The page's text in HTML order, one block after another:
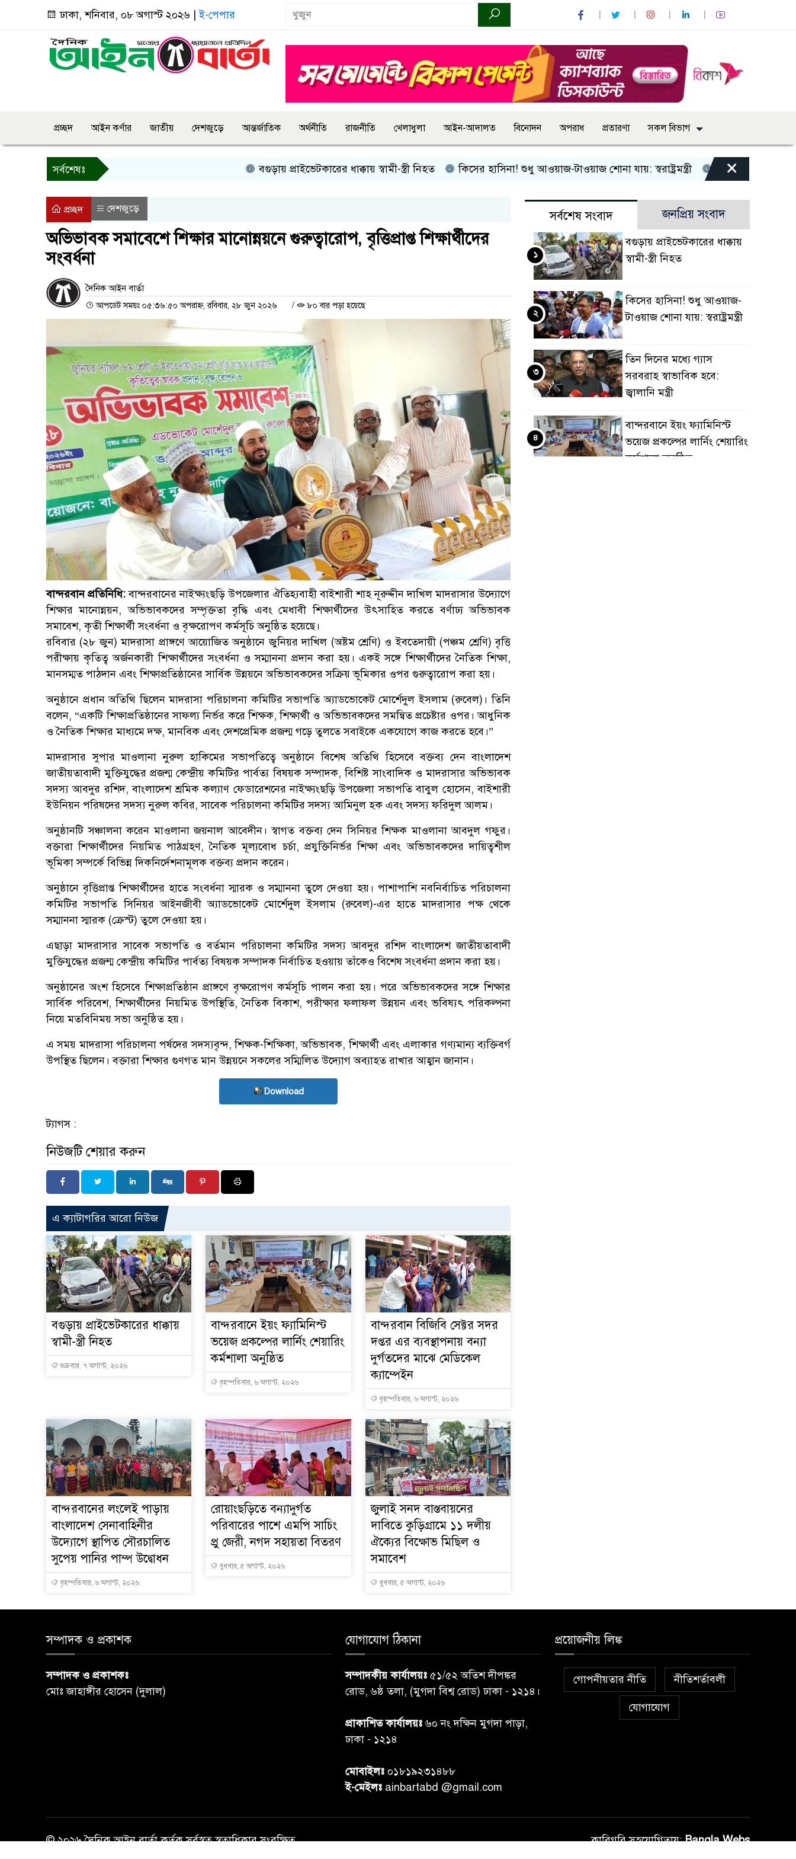
ঢাকা, শনিবার, ০৮ অগাস্ট ২০২৬ |ই-পেপার
প্রচ্ছদ আইন কর্ণার জাতীয় দেশজুড়ে আন্তর্জাতিক অর্থনীতি রাজনীতি খেলাধুলা আইন-আদালত বিনোদন অপরাধ প্রতারণা সকল বিভাগ
সর্বশেষঃ বগুড়ায় প্রাইভেটকারের ধাক্কায় স্বামী-স্ত্রী নিহত কিসের হাসিনা! শুধু আওয়াজ-টাওয়াজ শোনা যায়: স্বরাষ্ট্রমন্ত্রী তিন দিনের মধ্যে গ্যাস
×
প্রচ্ছদ দেশজুড়ে
অভিভাবক সমাবেশে শিক্ষার মানোন্নয়নে গুরুত্বারোপ, বৃত্তিপ্রাপ্ত শিক্ষার্থীদের
সংবর্ধনা
দৈনিক আইন বার্তা
আপডেট সময়ঃ ০৫:৩৬:৫০ অপরাহ্ন, রবিবার, ২৮ জুন ২০২৬ / ৮০ বার পড়া হয়েছে
বান্দরবান প্রতিনিধি:বান্দরবানের নাইক্ষ্যংছড়ি উপজেলার ঐতিহ্যবাহী বাইশারী শাহ নূরুদ্দীন দাখিল মাদরাসার উদ্যোগে
শিক্ষার মানোন্নয়ন, অভিভাবকদের সম্পৃক্ততা বৃদ্ধি এবং মেধাবী শিক্ষার্থীদের উৎসাহিত করতে বর্ণাঢ্য অভিভাবক
সমাবেশ, কৃতী শিক্ষার্থী সংবর্ধনা ও বৃক্ষরোপণ কর্মসূচি অনুষ্ঠিত হয়েছে।
রবিবার (২৮ জুন) মাদরাসা প্রাঙ্গণে আয়োজিত অনুষ্ঠানে জুনিয়র দাখিল (অষ্টম শ্রেণি) ও ইবতেদায়ী (পঞ্চম শ্রেণি) বৃত্তি
পরীক্ষায় কৃতিত্ব অর্জনকারী শিক্ষার্থীদের সংবর্ধনা ও সম্মাননা প্রদান করা হয়। একই সঙ্গে শিক্ষার্থীদের নৈতিক শিক্ষা,
মানসম্মত পাঠদান এবং শিক্ষাপ্রতিষ্ঠানের সার্বিক উন্নয়নে অভিভাবকদের সক্রিয় ভূমিকার ওপর গুরুত্বারোপ করা হয়।
অনুষ্ঠানে প্রধান অতিথি ছিলেন মাদরাসা পরিচালনা কমিটির সভাপতি অ্যাডভোকেট মোর্শেদুল ইসলাম (রুবেল)। তিনি
বলেন, “একটি শিক্ষাপ্রতিষ্ঠানের সাফল্য নির্ভর করে শিক্ষক, শিক্ষার্থী ও অভিভাবকদের সমন্বিত প্রচেষ্টার ওপর। আধুনিক
ও নৈতিক শিক্ষার মাধ্যমে দক্ষ, মানবিক এবং দেশপ্রেমিক প্রজন্ম গড়ে তুলতে সবাইকে একযোগে কাজ করতে হবে।”
মাদরাসার সুপার মাওলানা নুরুল হাকিমের সভাপতিত্বে অনুষ্ঠানে বিশেষ অতিথি হিসেবে বক্তব্য দেন বাংলাদেশ
জাতীয়তাবাদী মুক্তিযুদ্ধের প্রজন্ম কেন্দ্রীয় কমিটির পার্বত্য বিষয়ক সম্পাদক, বিশিষ্ট সাংবাদিক ও মাদরাসার অভিভাবক
সদস্য আবদুর রশিদ, বাংলাদেশ শ্রমিক কল্যাণ ফেডারেশনের নাইক্ষ্যংছড়ি উপজেলা সভাপতি বাবুল হোসেন, বাইশারী
ইউনিয়ন পরিষদের সদস্য নুরুল কবির, সাবেক পরিচালনা কমিটির সদস্য আমিনুল হক এবং সদস্য ফরিদুল আলম।
অনুষ্ঠানটি সঞ্চালনা করেন মাওলানা জয়নাল আবেদীন। স্বাগত বক্তব্য দেন সিনিয়র শিক্ষক মাওলানা আবদুল গফুর।
বক্তারা শিক্ষার্থীদের নিয়মিত পাঠগ্রহণ, নৈতিক মূল্যবোধ চর্চা, প্রযুক্তিনির্ভর শিক্ষা এবং অভিভাবকদের দায়িত্বশীল
ভূমিকা সম্পর্কে বিভিন্ন দিকনির্দেশনামূলক বক্তব্য প্রদান করেন।
অনুষ্ঠানে বৃত্তিপ্রাপ্ত শিক্ষার্থীদের হাতে সংবর্ধনা স্মারক ও সম্মাননা তুলে দেওয়া হয়। পাশাপাশি নবনির্বাচিত পরিচালনা
কমিটির সভাপতি সিনিয়র আইনজীবী অ্যাডভোকেট মোর্শেদুল ইসলাম (রুবেল)-এর হাতে মাদরাসার পক্ষ থেকে
সম্মাননা স্মারক (ক্রেস্ট) তুলে দেওয়া হয়।
এছাড়া মাদরাসার সাবেক সভাপতি ও বর্তমান পরিচালনা কমিটির সদস্য আবদুর রশিদ বাংলাদেশ জাতীয়তাবাদী
মুক্তিযুদ্ধের প্রজন্ম কেন্দ্রীয় কমিটির পার্বত্য বিষয়ক সম্পাদক নির্বাচিত হওয়ায় তাঁকেও বিশেষ সংবর্ধনা প্রদান করা হয়।
অনুষ্ঠানের অংশ হিসেবে শিক্ষাপ্রতিষ্ঠান প্রাঙ্গণে বৃক্ষরোপণ কর্মসূচি পালন করা হয়। পরে অভিভাবকদের সঙ্গে শিক্ষার
সার্বিক পরিবেশ, শিক্ষার্থীদের নিয়মিত উপস্থিতি, নৈতিক বিকাশ, পরীক্ষার ফলাফল উন্নয়ন এবং ভবিষ্যৎ পরিকল্পনা
নিয়ে মতবিনিময় সভা অনুষ্ঠিত হয়।
এ সময় মাদরাসা পরিচালনা পর্ষদের সদস্যবৃন্দ, শিক্ষক-শিক্ষিকা, অভিভাবক, শিক্ষার্থী এবং এলাকার গণ্যমান্য ব্যক্তিবর্গ
উপস্থিত ছিলেন। বক্তারা শিক্ষার গুণগত মান উন্নয়নে সকলের সম্মিলিত উদ্যোগ অব্যাহত রাখার আহ্বান জানান।
Download
ট্যাগস :
নিউজটি শেয়ার করুন
এ ক্যাটাগরির আরো নিউজ
বগুড়ায় প্রাইভেটকারের ধাক্কায়
স্বামী-স্ত্রী নিহত
শুক্রবার, ৭ অগাস্ট, ২০২৬
বান্দরবানে ইয়ং ফ্যামিনিস্ট
ভয়েজ প্রকল্পের লার্নিং শেয়ারিং
কর্মশালা অনুষ্ঠিত
বৃহস্পতিবার, ৬ অগাস্ট, ২০২৬
বান্দরবান বিজিবি সেক্টর সদর
দপ্তর এর ব্যবস্থাপনায় বন্যা
দুর্গতদের মাঝে মেডিকেল
ক্যাম্পেইন
বৃহস্পতিবার, ৬ অগাস্ট, ২০২৬
বান্দরবানের লংলেই পাড়ায়
বাংলাদেশ সেনাবাহিনীর
উদ্যোগে স্থাপিত সৌরচালিত
সুপেয় পানির পাম্প উদ্বোধন
বৃহস্পতিবার, ৬ অগাস্ট, ২০২৬
রোয়াংছড়িতে বন্যাদুর্গত
পরিবারের পাশে এমপি সাচিং
প্রু জেরী, নগদ সহায়তা বিতরণ
বুধবার, ৫ অগাস্ট, ২০২৬
জুলাই সনদ বাস্তবায়নের
দাবিতে কুড়িগ্রামে ১১ দলীয়
ঐক্যের বিক্ষোভ মিছিল ও
সমাবেশ
বুধবার, ৫ অগাস্ট, ২০২৬
সর্বশেষ সংবাদ জনপ্রিয় সংবাদ
বগুড়ায় প্রাইভেটকারের ধাক্কায়
স্বামী-স্ত্রী নিহত
১
কিসের হাসিনা! শুধু আওয়াজ-
টাওয়াজ শোনা যায়: স্বরাষ্ট্রমন্ত্রী
২
তিন দিনের মধ্যে গ্যাস
সরবরাহ স্বাভাবিক হবে:
জ্বালানি মন্ত্রী
৩
বান্দরবানে ইয়ং ফ্যামিনিস্ট
ভয়েজ প্রকল্পের লার্নিং শেয়ারিং
কর্মশালা অনুষ্ঠিত
৪
সম্পাদক ও প্রকাশক
সম্পাদক ও প্রকাশকঃ
মোঃ জাহাঙ্গীর হোসেন (দুলাল)
যোগাযোগ ঠিকানা
সম্পাদকীয় কার্যালয়ঃ ৫১/৫২ অতিশ দীপঙ্কর
রোড, ৬ষ্ঠ তলা, (মুগদা বিশ্ব রোড) ঢাকা - ১২১৪।
প্রাকাশিত কার্যালয়ঃ৬০ নং দক্ষিন মুগদা পাড়া,
ঢাকা - ১২১৪
মোবাইলঃ ০১৮১৯২৩১৪৮৮
ই-মেইলঃ ainbartabd @gmail.com
প্রয়োজনীয় লিঙ্ক
গোপনীয়তার নীতি নীতিশর্তাবলী
যোগাযোগ
© ২০২৬ দৈনিক আইন বার্তা কর্তৃক সর্বস্বত্ব স্বত্বাধিকার সংরক্ষিত কারিগরি সহযোগিতায়:Bangla Webs